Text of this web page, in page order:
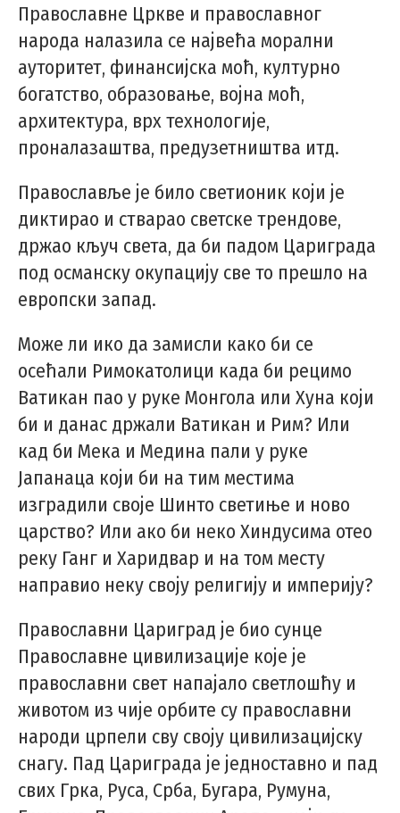
Православне Цркве и православног
народа налазила се највећа морални
ауторитет, финансијска моћ, културно
богатство, образовање, војна моћ,
архитектура, врх технологије,
проналазаштва, предузетништва итд.
Православље је било светионик који је
диктирао и стварао светске трендове,
држао кључ света, да би падом Цариграда
под османску окупацију све то прешло на
европски запад.
Може ли ико да замисли како би се
осећали Римокатолици када би рецимо
Ватикан пао у руке Монгола или Хуна који
би и данас држали Ватикан и Рим? Или
кад би Мека и Медина пали у руке
Јапанаца који би на тим местима
изградили своје Шинто светиње и ново
царство? Или ако би неко Хиндусима отео
реку Ганг и Харидвар и на том месту
направио неку своју религију и империју?
Православни Цариград је био сунце
Православне цивилизације које је
православни свет напајало светлошћу и
животом из чије орбите су православни
народи црпели сву своју цивилизацијску
снагу. Пад Цариграда је једноставно и пад
свих Грка, Руса, Срба, Бугара, Румуна,